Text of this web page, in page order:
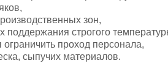
зон,
строгого
проход персонала,
сыпучих материалов.